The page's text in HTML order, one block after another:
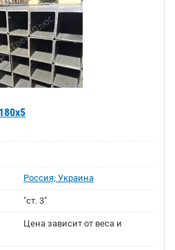
Россия; Украина
"ст. 3"
Цена зависит от веса и